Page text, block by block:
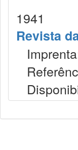
1941
Revista